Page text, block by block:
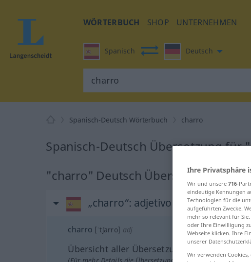
WÖRTERBUCH SHOP UNTERNEHMEN
Spanisch Deutsch
Spanisch-Deutsch Wörterbuch charro
Spanisch-Deutsch Übersetzung für
"charro" Deutsch Übersetzung
„charro“: adjetivo
charro [ˈtʃarro] adj
Übersicht aller Übersetzungen
Ihre Privatsphäre
Wir und unsere 716-
eindeutige Kennungen
Technologien für die
aufgeführten Zwecke.
mehr so relevant für
oder Ihre Einwilligung
Webseite klicken. Ihre
unserer
Wir verwenden